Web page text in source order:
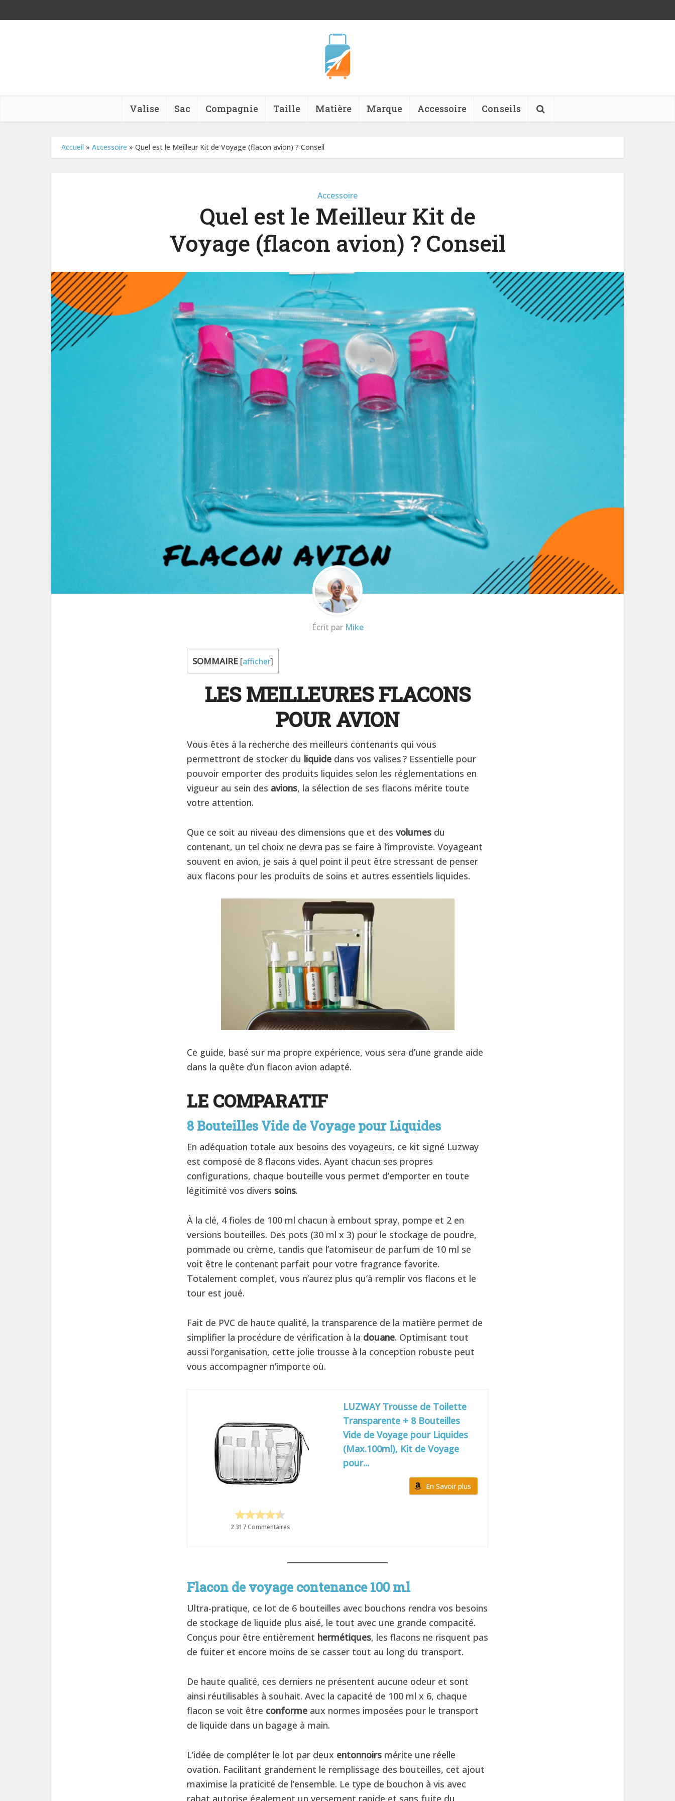
Valise Sac Compagnie Taille Matière Marque Accessoire Conseils
Accueil » Accessoire » Quel est le Meilleur Kit de Voyage (flacon avion) ? Conseil
Accessoire
Quel est le Meilleur Kit de
Voyage (flacon avion) ? Conseil
Écrit par Mike
SOMMAIRE [afficher]
LES MEILLEURES FLACONS
POUR AVION
Vous êtes à la recherche des meilleurs contenants qui vous
permettront de stocker du liquide dans vos valises ? Essentielle pour
pouvoir emporter des produits liquides selon les réglementations en
vigueur au sein des avions, la sélection de ses flacons mérite toute
votre attention.
Que ce soit au niveau des dimensions que et des volumes du
contenant, un tel choix ne devra pas se faire à l’improviste. Voyageant
souvent en avion, je sais à quel point il peut être stressant de penser
aux flacons pour les produits de soins et autres essentiels liquides.
Ce guide, basé sur ma propre expérience, vous sera d’une grande aide
dans la quête d’un flacon avion adapté.
LE COMPARATIF
8 Bouteilles Vide de Voyage pour Liquides
En adéquation totale aux besoins des voyageurs, ce kit signé Luzway
est composé de 8 flacons vides. Ayant chacun ses propres
configurations, chaque bouteille vous permet d’emporter en toute
légitimité vos divers soins.
À la clé, 4 fioles de 100 ml chacun à embout spray, pompe et 2 en
versions bouteilles. Des pots (30 ml x 3) pour le stockage de poudre,
pommade ou crème, tandis que l’atomiseur de parfum de 10 ml se
voit être le contenant parfait pour votre fragrance favorite.
Totalement complet, vous n’aurez plus qu’à remplir vos flacons et le
tour est joué.
Fait de PVC de haute qualité, la transparence de la matière permet de
simplifier la procédure de vérification à la douane. Optimisant tout
aussi l’organisation, cette jolie trousse à la conception robuste peut
vous accompagner n’importe où.
2 317 Commentaires
LUZWAY Trousse de Toilette
Transparente + 8 Bouteilles
Vide de Voyage pour Liquides
(Max.100ml), Kit de Voyage
pour...
En Savoir plus
Flacon de voyage contenance 100 ml
Ultra-pratique, ce lot de 6 bouteilles avec bouchons rendra vos besoins
de stockage de liquide plus aisé, le tout avec une grande compacité.
Conçus pour être entièrement hermétiques, les flacons ne risquent pas
de fuiter et encore moins de se casser tout au long du transport.
De haute qualité, ces derniers ne présentent aucune odeur et sont
ainsi réutilisables à souhait. Avec la capacité de 100 ml x 6, chaque
flacon se voit être conforme aux normes imposées pour le transport
de liquide dans un bagage à main.
L’idée de compléter le lot par deux entonnoirs mérite une réelle
ovation. Facilitant grandement le remplissage des bouteilles, cet ajout
maximise la praticité de l’ensemble. Le type de bouchon à vis avec